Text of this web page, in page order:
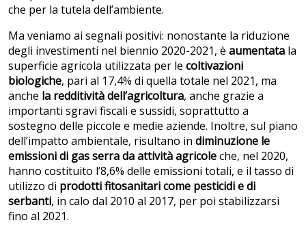
che per la tutela dell’ambiente.
Ma veniamo ai segnali positivi: nonostante la riduzione
degli investimenti nel biennio 2020-2021, è aumentata la
superficie agricola utilizzata per le coltivazioni
biologiche, pari al 17,4% di quella totale nel 2021, ma
anche la redditività dell’agricoltura, anche grazie a
importanti sgravi fiscali e sussidi, soprattutto a
sostegno delle piccole e medie aziende. Inoltre, sul piano
dell’impatto ambientale, risultano in diminuzione le
emissioni di gas serra da attività agricoleche, nel 2020,
hanno costituito l’8,6% delle emissioni totali, e il tasso di
utilizzo di prodotti fitosanitari come pesticidi e di
serbanti, in calo dal 2010 al 2017, per poi stabilizzarsi
fino al 2021.